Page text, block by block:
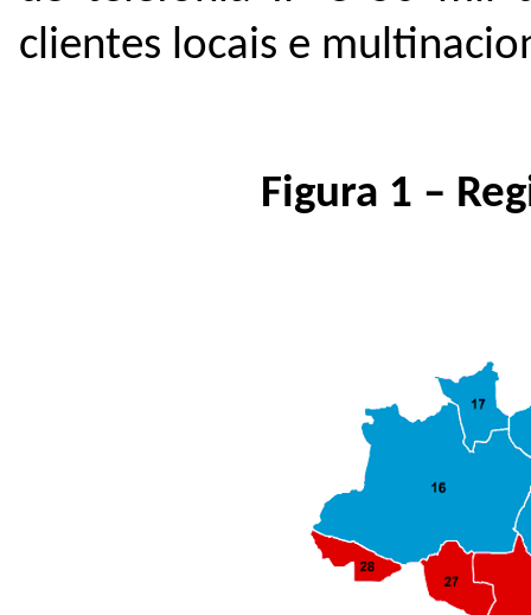
clientes locais e
Figura 1 –